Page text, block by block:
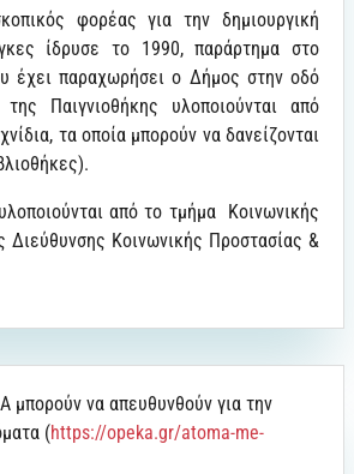
φορέας για την δημιουργική
ίδρυσε το 1990, παράρτημα στο
έχει παραχωρήσει ο Δήμος στην οδό
Παιγνιοθήκης υλοποιούνται από
τα οποία μπορούν να δανείζονται
από το τμήμα Κοινωνικής
Κοινωνικής Προστασίας &
μπορούν να απευθυνθούν για την
(https://opeka.gr/atoma-me-